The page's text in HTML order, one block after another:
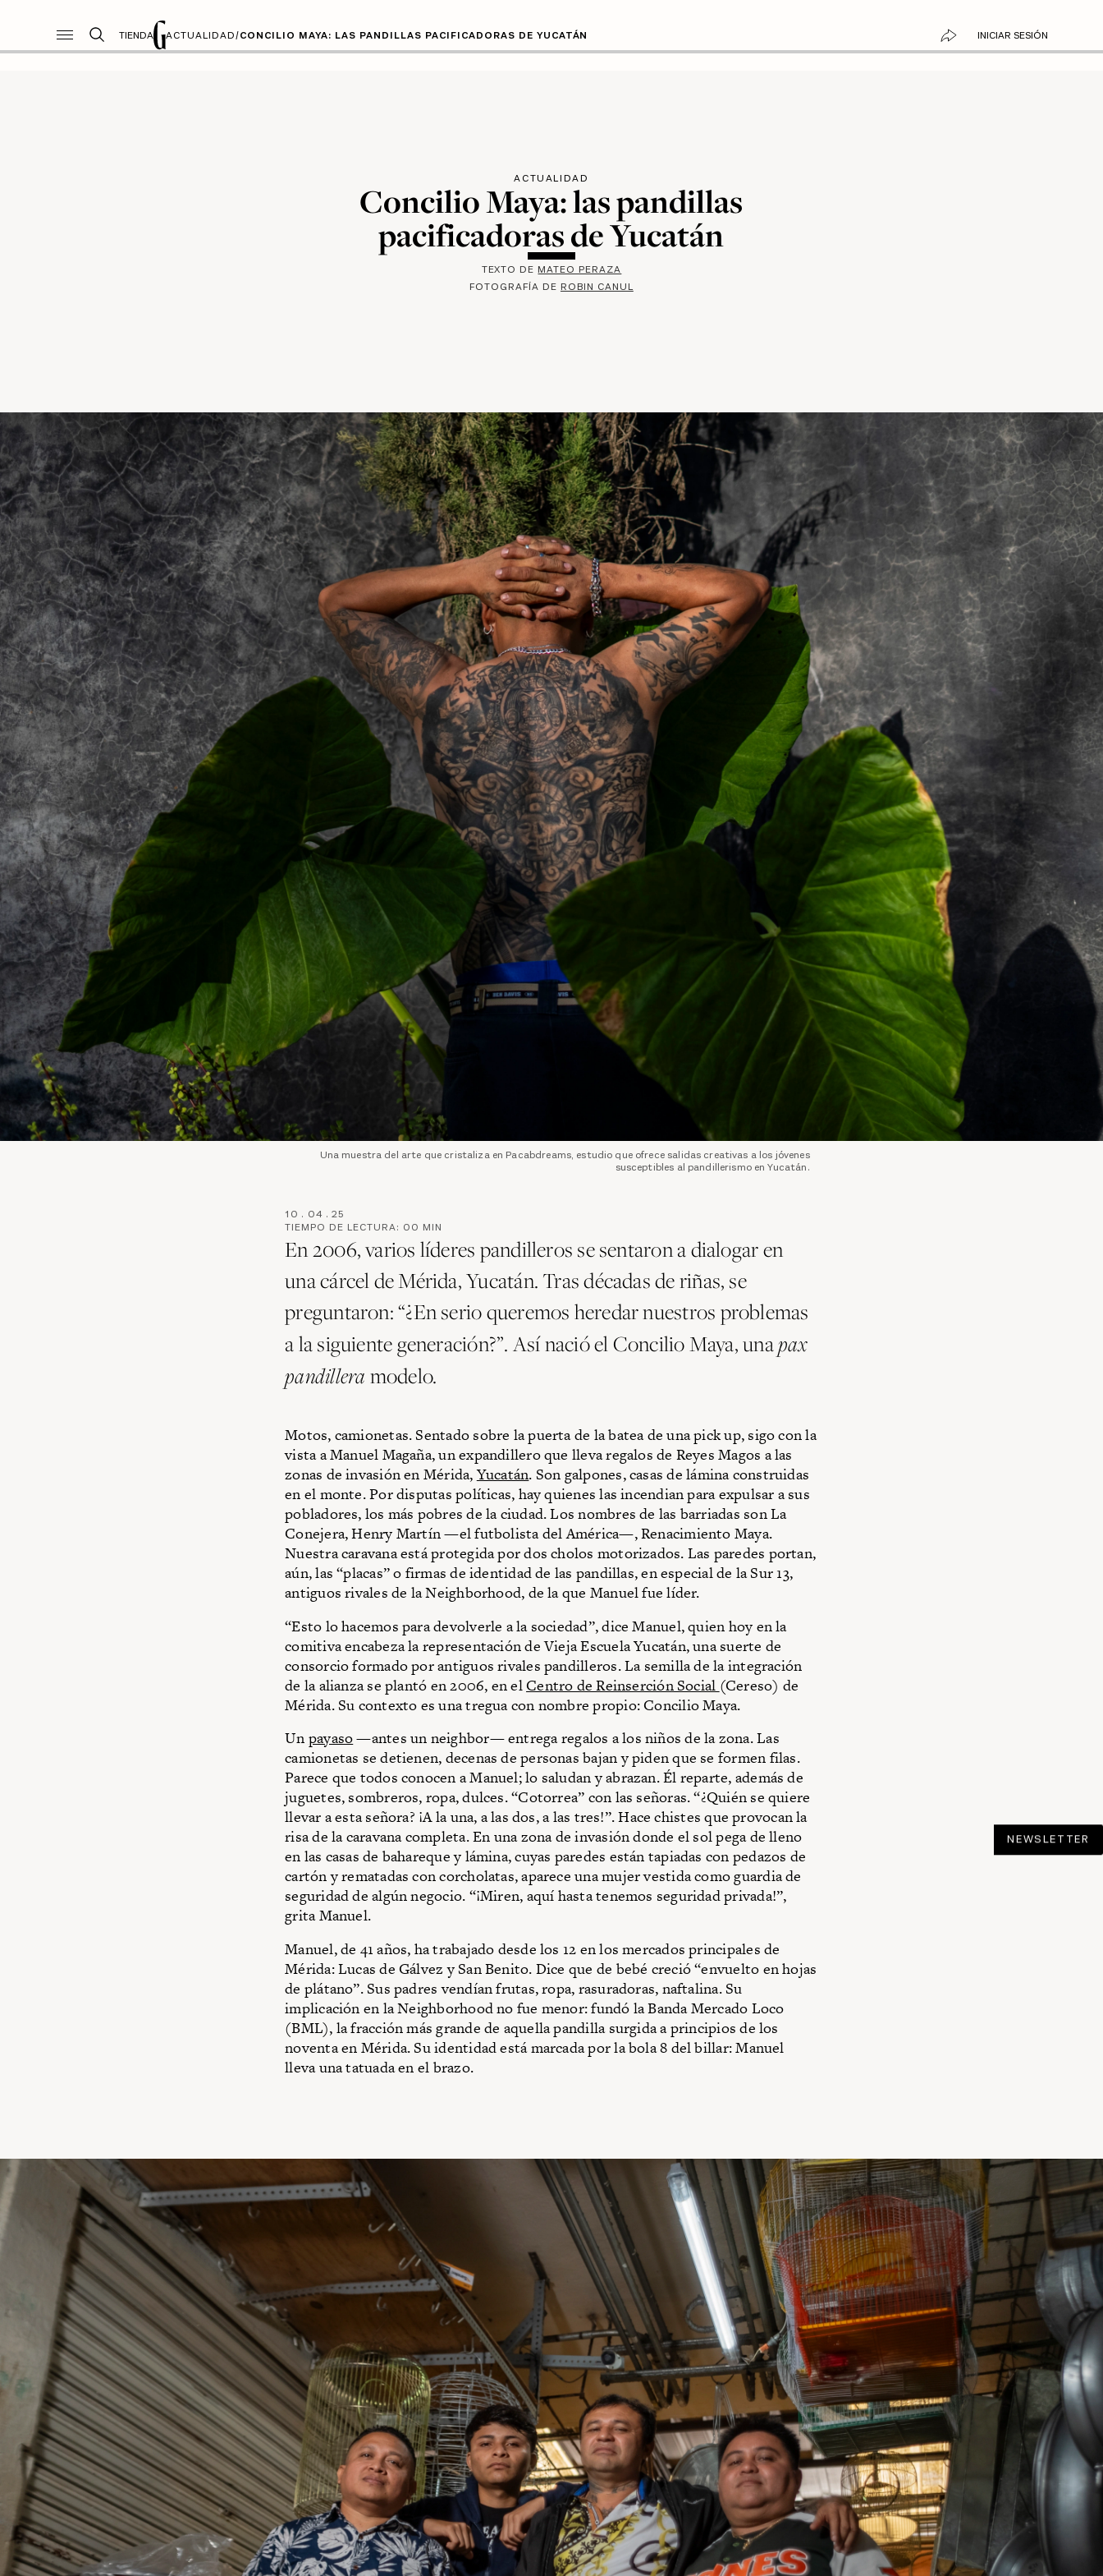
TIENDA ACTUALIDAD/CONCILIO MAYA: LAS PANDILLAS PACIFICADORAS DE YUCATÁN INICIAR SESIÓN
ACTUALIDAD
Concilio Maya: las pandillas
pacificadoras de Yucatán
TEXTO DE MATEO PERAZA
FOTOGRAFÍA DE ROBIN CANUL
Una muestra del arte que cristaliza en Pacabdreams, estudio que ofrece salidas creativas a los jóvenes
susceptibles al pandillerismo en Yucatán.
10 . 04 . 25
TIEMPO DE LECTURA: 00 MIN
En 2006, varios líderes pandilleros se sentaron a dialogar en
una cárcel de Mérida, Yucatán. Tras décadas de riñas, se
preguntaron: “¿En serio queremos heredar nuestros problemas
a la siguiente generación?”. Así nació el Concilio Maya, unapax
pandillera modelo.
Motos, camionetas. Sentado sobre la puerta de la batea de una pick up, sigo con la
vista a Manuel Magaña, un expandillero que lleva regalos de Reyes Magos a las
zonas de invasión en Mérida,Yucatán. Son galpones, casas de lámina construidas
en el monte. Por disputas políticas, hay quienes las incendian para expulsar a sus
pobladores, los más pobres de la ciudad. Los nombres de las barriadas son La
Conejera, Henry Martín —el futbolista del América—, Renacimiento Maya.
Nuestra caravana está protegida por dos cholos motorizados. Las paredes portan,
aún, las “placas” o firmas de identidad de las pandillas, en especial de la Sur 13,
antiguos rivales de la Neighborhood, de la que Manuel fue líder.
“Esto lo hacemos para devolverle a la sociedad”, dice Manuel, quien hoy en la
comitiva encabeza la representación de Vieja Escuela Yucatán, una suerte de
consorcio formado por antiguos rivales pandilleros. La semilla de la integración
de la alianza se plantó en 2006, en elCentro de Reinserción Social (Cereso) de
Mérida. Su contexto es una tregua con nombre propio: Concilio Maya.
Un payaso—antes un neighbor— entrega regalos a los niños de la zona. Las
camionetas se detienen, decenas de personas bajan y piden que se formen filas.
Parece que todos conocen a Manuel; lo saludan y abrazan. Él reparte, además de
juguetes, sombreros, ropa, dulces. “Cotorrea” con las señoras. “¿Quién se quiere
llevar a esta señora? ¡A la una, a las dos, a las tres!”. Hace chistes que provocan la
risa de la caravana completa. En una zona de invasión donde el sol pega de lleno
en las casas de bahareque y lámina, cuyas paredes están tapiadas con pedazos de
cartón y rematadas con corcholatas, aparece una mujer vestida como guardia de
seguridad de algún negocio. “¡Miren, aquí hasta tenemos seguridad privada!”,
grita Manuel.
Manuel, de 41 años, ha trabajado desde los 12 en los mercados principales de
Mérida: Lucas de Gálvez y San Benito. Dice que de bebé creció “envuelto en hojas
de plátano”. Sus padres vendían frutas, ropa, rasuradoras, naftalina. Su
implicación en la Neighborhood no fue menor: fundó la Banda Mercado Loco
(BML), la fracción más grande de aquella pandilla surgida a principios de los
noventa en Mérida. Su identidad está marcada por la bola 8 del billar: Manuel
lleva una tatuada en el brazo.
NEWSLETTER